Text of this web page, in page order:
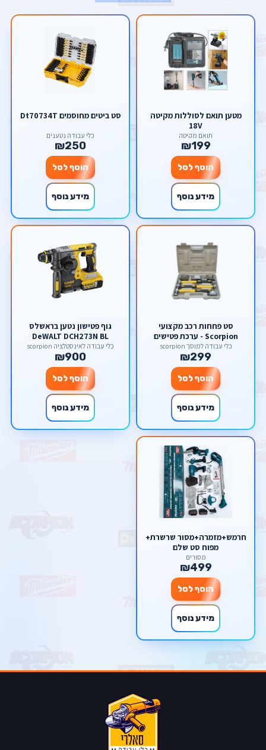
מטען תואם לסוללות מקיטה
18V
תואם מקיטה
₪199
הוסף לסל
מידע נוסף
סט ביטים מחוסמים Dt70734T
כלי עבודה נטענים
₪250
הוסף לסל
מידע נוסף
סט פחחות רכב מקצועי
Scorpion - ערכת פטישים
וסדנים 7 חלקים
כלי עבודה למוסך scorpion
₪299
הוסף לסל
מידע נוסף
גוף פטישון נטען בראשלס
DeWALT DCH273N BL
18V/20V DeWalt
כלי עבודה לאינסטלציה scorpion
₪900
הוסף לסל
מידע נוסף
חרמש+מזמרה+מסור שרשרת+
מפוח סט שלם
מסורים
₪499
הוסף לסל
מידע נוסף